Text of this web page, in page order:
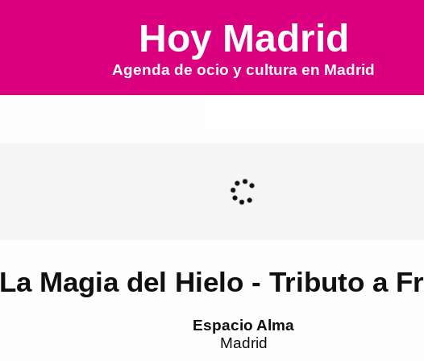
Hoy Madrid
Agenda de ocio y cultura en Madrid
La Magia del Hielo - Tributo a
Espacio Alma
Madrid